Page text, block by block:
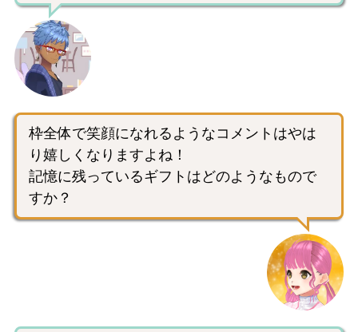
枠全体で笑顔になれるようなコメントはやは
り嬉しくなりますよね！
記憶に残っているギフトはどのようなもので
すか？